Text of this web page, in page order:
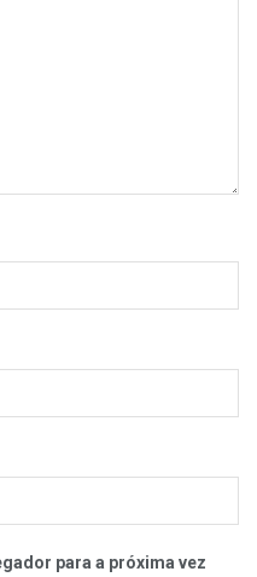
para a próxima vez